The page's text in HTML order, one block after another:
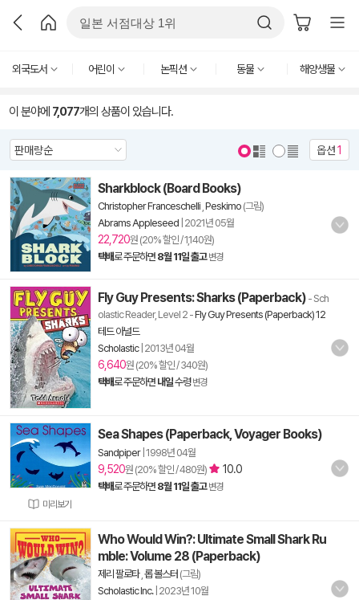
외국도서 어린이 논픽션 동물 해양생물
이 분야에 7,077개의 상품이 있습니다.
옵션1
Sharkblock (Board Books)
Christopher Franceschelli Peskimo (그림)
Abrams Appleseed 2021년 05월
22,720원 (20% 할인 / 1,140원)
택배로 주문하면 8월 11일 출고 변경
Fly Guy Presents: Sharks (Paperback) - Sch
olastic Reader, Level 2 -Fly Guy Presents (Paperback) 12
테드 아널드
Scholastic| 2013년 04월
6,640원 (20% 할인 / 340원)
택배로 주문하면 내일수령 변경
미리보기
Sea Shapes (Paperback, Voyager Books)
Sandpiper| 1998년 04월
9,520원 (20% 할인 / 480원) 10.0
택배로 주문하면 8월 11일 출고 변경
Who Would Win?: Ultimate Small Shark Ru
mble: Volume 28 (Paperback)
제리 팔로타, 롭 볼스터 (그림)
Scholastic Inc.| 2023년 10월